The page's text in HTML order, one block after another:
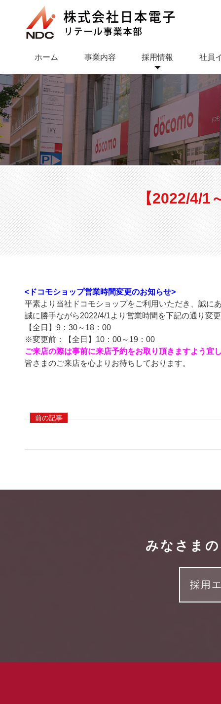
ホーム 事業内容 採用情報
業務内容 研修・社員教
採用担当者からの
メッセージ
社員インタ
社員
ドコモショップ 福重店
ドコモショッ
コート姪
ドコモショップ 経塚店 ドコモショッ
ベンリー 福重店
【2022/4/1
<ドコモショップ営業時間変更のお知らせ>
平素より当社ドコモショップをご利用いただき、誠に
誠に勝手ながら2022/4/1より営業時間を下記の通り変
【全日】9：30～18：00
※変更前：【全日】10：00～19：00
ご来店の際は事前に来店予約をお取り頂きますよう宜
皆さまのご来店を心よりお待ちしております。
前の記事
みなさま
採用